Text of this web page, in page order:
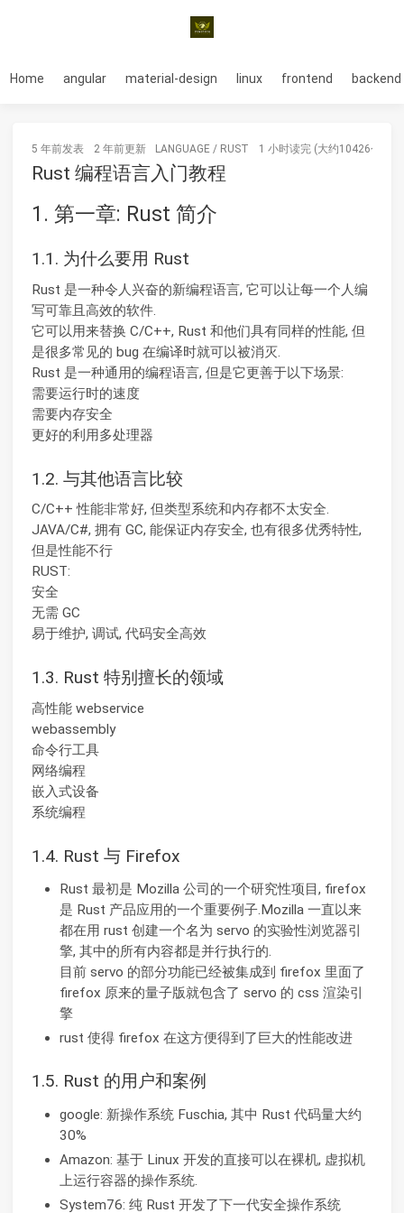
Home angular material-design linux frontend backend
5 年前发表 2 年前更新 LANGUAGE / RUST 1 小时读完 (大约10426个字)
Rust 编程语言入门教程
1. 第一章: Rust 简介
1.1. 为什么要用 Rust
Rust 是一种令人兴奋的新编程语言, 它可以让每一个人编
写可靠且高效的软件.
它可以用来替换 C/C++, Rust 和他们具有同样的性能, 但
是很多常见的 bug 在编译时就可以被消灭.
Rust 是一种通用的编程语言, 但是它更善于以下场景:
需要运行时的速度
需要内存安全
更好的利用多处理器
1.2. 与其他语言比较
C/C++ 性能非常好, 但类型系统和内存都不太安全.
JAVA/C#, 拥有 GC, 能保证内存安全, 也有很多优秀特性,
但是性能不行
RUST:
安全
无需 GC
易于维护, 调试, 代码安全高效
1.3. Rust 特别擅长的领域
高性能 webservice
webassembly
命令行工具
网络编程
嵌入式设备
系统编程
1.4. Rust 与 Firefox
Rust 最初是 Mozilla 公司的一个研究性项目, firefox
是 Rust 产品应用的一个重要例子.Mozilla 一直以来
都在用 rust 创建一个名为 servo 的实验性浏览器引
擎, 其中的所有内容都是并行执行的.
目前 servo 的部分功能已经被集成到 firefox 里面了
firefox 原来的量子版就包含了 servo 的 css 渲染引
擎
rust 使得 firefox 在这方便得到了巨大的性能改进
1.5. Rust 的用户和案例
google: 新操作系统 Fuschia, 其中 Rust 代码量大约
30%
Amazon: 基于 Linux 开发的直接可以在裸机, 虚拟机
上运行容器的操作系统.
System76: 纯 Rust 开发了下一代安全操作系统